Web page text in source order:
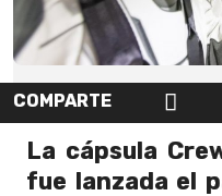
COMPARTE
La cápsula
fue lanzada el